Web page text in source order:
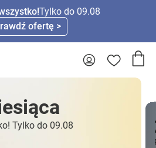
Tylko do 09.08
ofertę >
Tylko do 09.08